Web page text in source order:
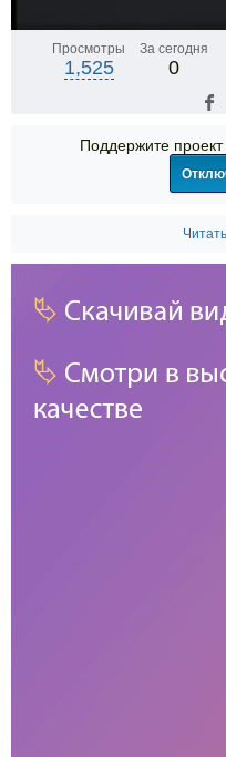
Просмотры
1,525
За сегодня
0
Поддержите